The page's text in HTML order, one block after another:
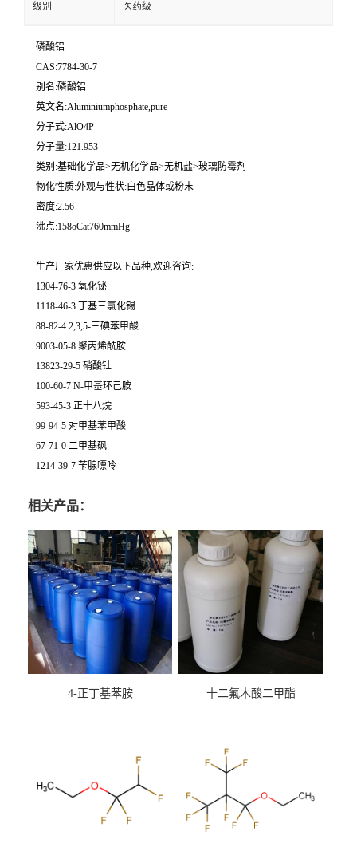
级别 医药级
磷酸铝
CAS:7784-30-7
别名:磷酸铝
英文名:Aluminiumphosphate,pure
分子式:AlO4P
分子量:121.953
类别:基础化学品>无机化学品>无机盐>玻璃防霉剂
物化性质:外观与性状:白色晶体或粉末
密度:2.56
沸点:158oCat760mmHg
生产厂家优惠供应以下品种,欢迎咨询:
1304-76-3 氧化铋
1118-46-3 丁基三氯化锡
88-82-4 2,3,5-三碘苯甲酸
9003-05-8 聚丙烯酰胺
13823-29-5 硝酸钍
100-60-7 N-甲基环己胺
593-45-3 正十八烷
99-94-5 对甲基苯甲酸
67-71-0 二甲基砜
1214-39-7 苄腺嘌呤
相关产品：
4-正丁基苯胺 十二氟木酸二甲酯